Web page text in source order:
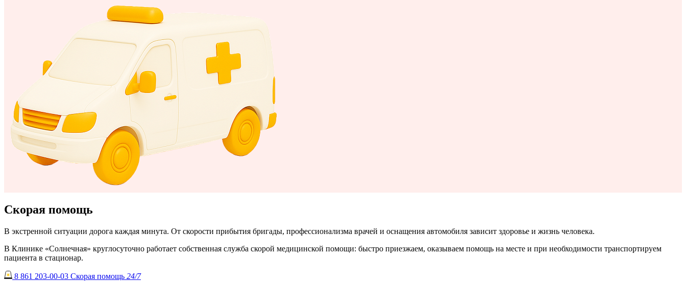
Скорая помощь
В экстренной ситуации дорога каждая минута. От скорости прибытия бригады, профессионализма врачей и оснащения автомобиля зависит здоровье и жизнь человека.
В Клинике «Солнечная» круглосуточно работает собственная служба скорой медицинской помощи: быстро приезжаем, оказываем помощь на месте и при необходимости транспортируем
пациента в стационар.
8 861 203-00-03 Скорая помощь 24/7